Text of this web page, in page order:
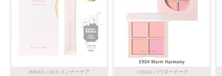
INNER CARE インナーケア CHEEK パウダーチーク